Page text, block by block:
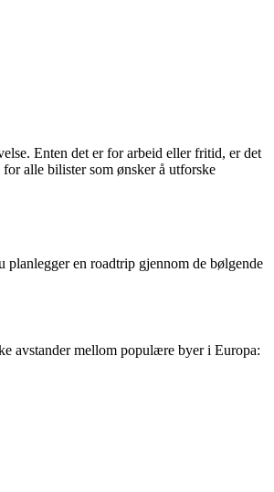
Enten det er for arbeid eller fritid, er det
alle bilister som ønsker å utforske
planlegger en roadtrip gjennom de bølgende
avstander mellom populære byer i Europa: